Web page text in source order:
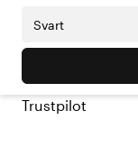
Svart
Trustpilot